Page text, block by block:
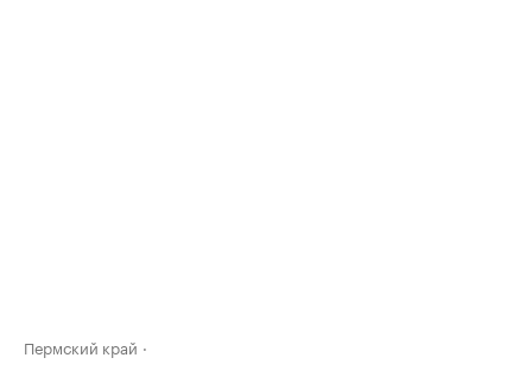
Пермский край